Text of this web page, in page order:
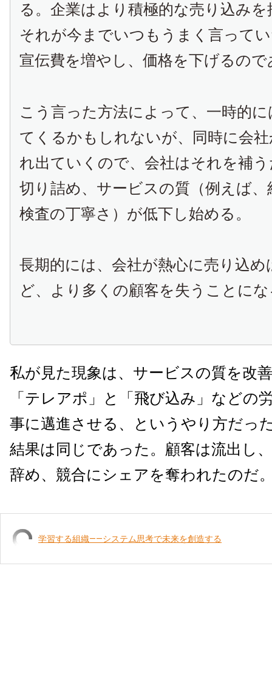
る。企業はより積極的な売り込み
それが今までいつもうまく言って
宣伝費を増やし、価格を下げるので
こう言った方法によって、一時的
てくるかもしれないが、同時に会
れ出ていくので、会社はそれを補
切り詰め、サービスの質（例えば
検査の丁寧さ）が低下し始める。
長期的には、会社が熱心に売り込
ど、より多くの顧客を失うことに
私が見た現象は、サービスの質を改
「テレアポ」と「飛び込み」などの
事に邁進させる、というやり方だっ
結果は同じであった。顧客は流出し
辞め、競合にシェアを奪われたのだ
学習する組織――システム思考で未来を創造する